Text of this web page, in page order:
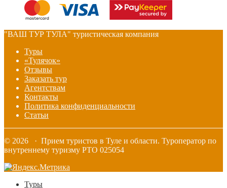
"ВАШ ТУР ТУЛА" туристическая компания
Туры
«Тулячок»
Отзывы
Заказать тур
Агентствам
Контакты
Политика конфиденциальности
Статьи
© 2026 · Прием туристов в Туле и области. Туроператор по
внутреннему туризму РТО 025054
Туры